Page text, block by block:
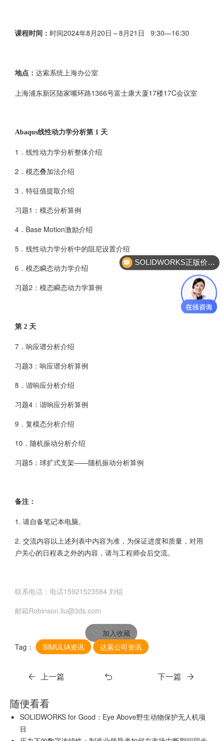
课程时间： 时间2024年8月20日～8月21日 9:30—16:30
地点： 达索系统上海办公室
上海浦东新区陆家嘴环路1366号富士康大厦17楼17C会议室
Abaqus线性动力学分析第 1 天
1．线性动力学分析整体介绍
2．模态叠加法介绍
3．特征值提取介绍
习题1：模态分析算例
4．Base Motion激励介绍
5．线性动力学分析中的阻尼设置介绍
6．模态瞬态动力学介绍
习题2：模态瞬态动力学算例
第 2 天
7．响应谱分析介绍
习题3：响应谱分析算例
8．谐响应分析介绍
习题4：谐响应分析算例
9．复模态分析介绍
10．随机振动分析介绍
习题5：球扩式支架——随机振动分析算例
备注：
1. 请自备笔记本电脑。
2. 交流内容以上述列表中内容为准，为保证进度和质量，对用
户关心的日程表之外的内容，请与工程师会后交流。
联系电话：电话15921523584 刘锟
邮箱Robinson.liu@3ds.com
加入收藏
Tag：
SIMULIA资讯 达索公司资讯
上一篇 下一篇
随便看看
SOLIDWORKS for Good：Eye Above野生动物保护无人机项
目
SOLIDWORKS正版价格？